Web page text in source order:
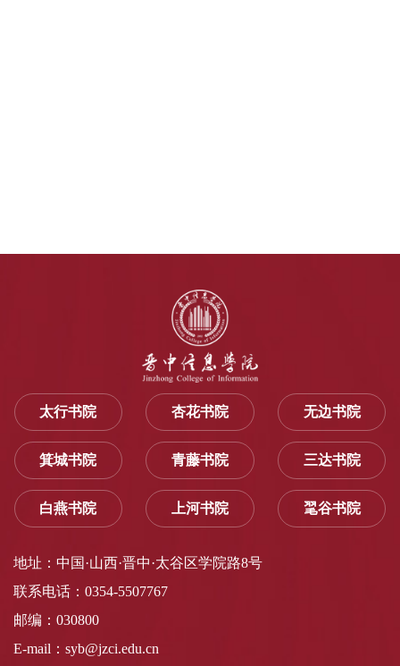
太行书院 杏花书院 无边书院
箕城书院 青藤书院 三达书院
白燕书院 上河书院 毣谷书院
地址：中国·山西·晋中·太谷区学院路8号
联系电话：0354-5507767
邮编：030800
E-mail：syb@jzci.edu.cn